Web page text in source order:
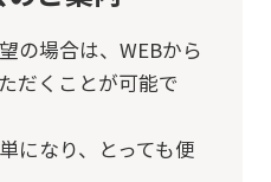
の場合は、 WEBから
だくことが可能で
になり、とっても便
you
fully
understand
before